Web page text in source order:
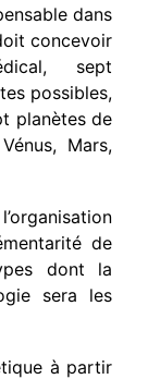
dans
concevoir
sept
possibles,
planètes de
Mars,
de
dont la
sera les
à partir